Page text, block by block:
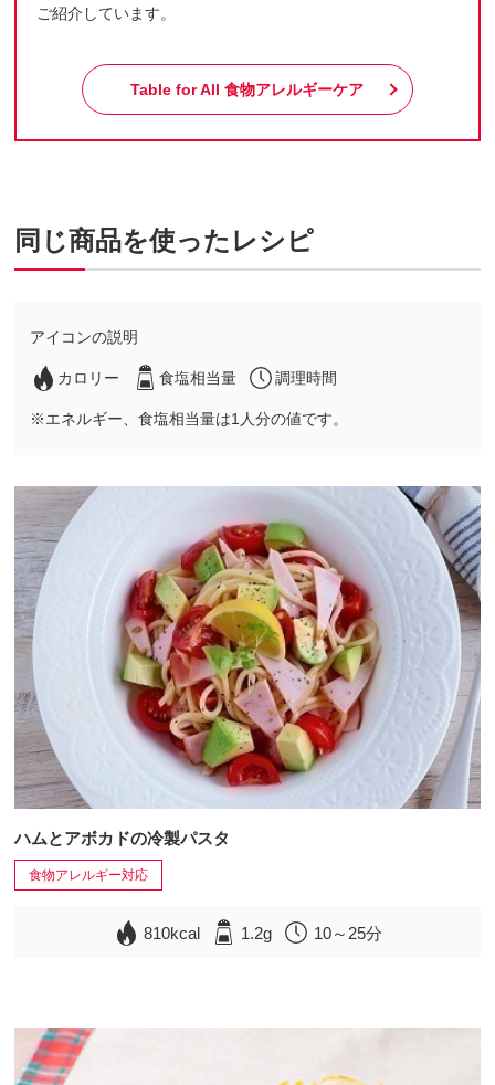
ご紹介しています。
Table for All食物アレルギーケア
同じ商品を使ったレシピ
アイコンの説明
カロリー 食塩相当量 調理時間
※エネルギー、食塩相当量は1人分の値です。
ハムとアボカドの冷製パスタ
食物アレルギー対応
810kcal 1.2g 10～25分